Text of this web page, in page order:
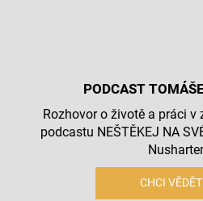
PODCAST
Rozhovor o životě a práci v
podcastu NEŠTĚKEJ NA
CHCI